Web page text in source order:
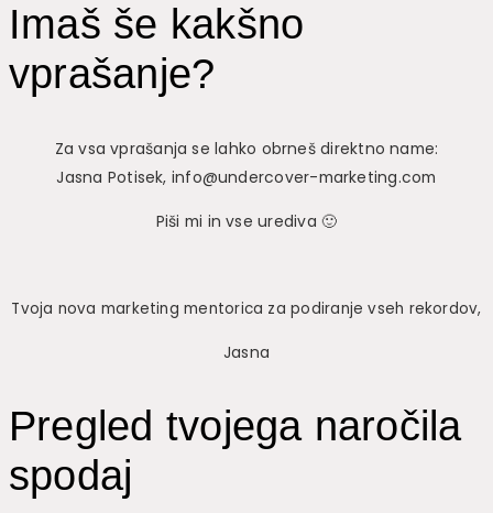
Imaš še kakšno
vprašanje?
Za vsa vprašanja se lahko obrneš direktno name:
Jasna Potisek, info@undercover-marketing.com
Piši mi in vse urediva 🙂
Tvoja nova marketing mentorica za podiranje vseh rekordov,
Jasna
Pregled tvojega naročila
spodaj